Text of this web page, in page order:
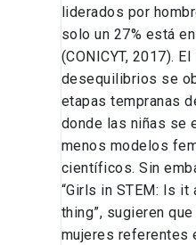
liderados por
solo un 27% está
(CONICYT, 2017).
desequilibrios se
etapas tempranas
donde las niñas se
menos modelos
científicos. Sin
“Girls in STEM: Is it
thing”, sugieren
mujeres referentes